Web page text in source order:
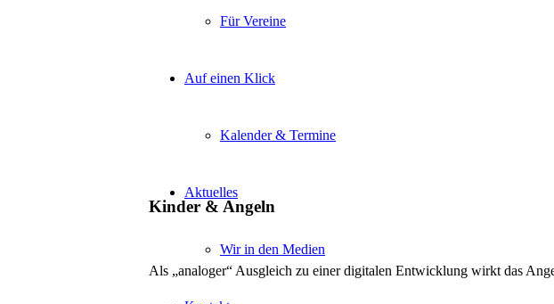
Für Vereine
Auf einen Klick
Kalender & Termine
Aktuelles
Wir in den Medien
Kinder & Angeln
Als „analoger“ Ausgleich zu einer digitalen Entwicklung wirkt das